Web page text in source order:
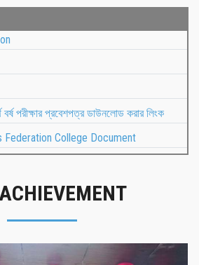
বর্ষ পরীক্ষার প্রবেশপত্র ডাউনলোড করার লিংক
Federation College Document